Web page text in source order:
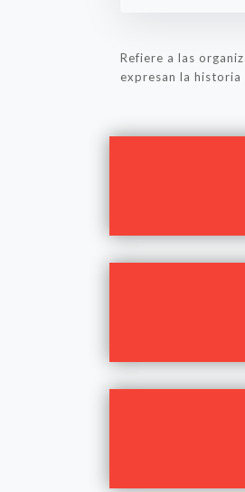
Refiere a las
expresan la historia